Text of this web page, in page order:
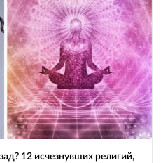
12 исчезнувших религий,